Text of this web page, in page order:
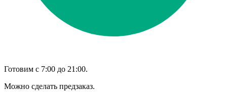
Готовим с 7:00 до 21:00.
Можно сделать предзаказ.